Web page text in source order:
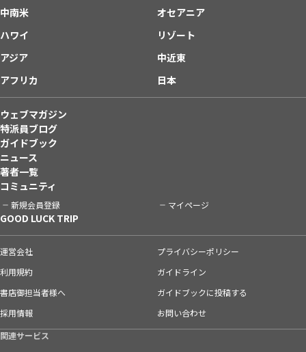
中南米
オセアニア
ハワイ
リゾート
アジア
中近東
アフリカ
日本
ウェブマガジン
特派員ブログ
ガイドブック
ニュース
著者一覧
コミュニティ
新規会員登録 マイページ
GOOD LUCK TRIP
運営会社
プライバシーポリシー
利用規約
ガイドライン
書店御担当者様へ
ガイドブックに投稿する
採用情報
お問い合わせ
関連サービス